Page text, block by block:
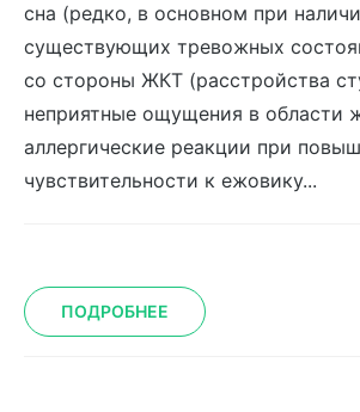
сна (редко, в основном при
существующих тревожных
со стороны ЖКТ (расстройства
неприятные ощущения в области
аллергические реакции при
чувствительности к ежовику...
ПОДРОБНЕЕ